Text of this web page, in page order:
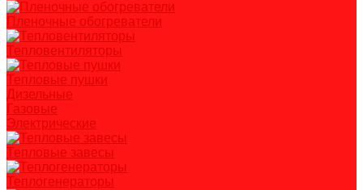
Пленочные обогреватели
Тепловентиляторы
Тепловые пушки
Дизельные
Газовые
Электрические
Тепловые завесы
Теплогенераторы